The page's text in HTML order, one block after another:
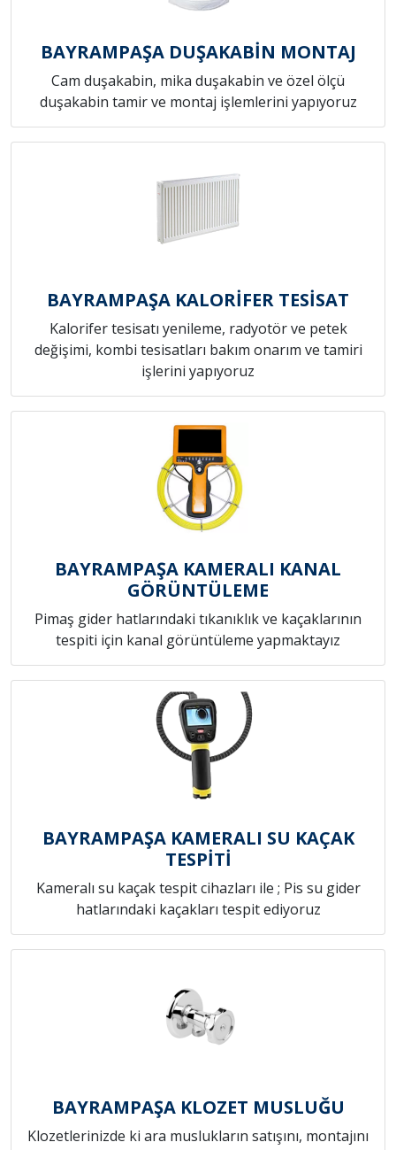
BAYRAMPAŞA DUŞAKABİN MONTAJ
Cam duşakabin, mika duşakabin ve özel ölçü
duşakabin tamir ve montaj işlemlerini yapıyoruz
BAYRAMPAŞA KALORİFER TESİSAT
Kalorifer tesisatı yenileme, radyotör ve petek
değişimi, kombi tesisatları bakım onarım ve tamiri
işlerini yapıyoruz
BAYRAMPAŞA KAMERALI KANAL
GÖRÜNTÜLEME
Pimaş gider hatlarındaki tıkanıklık ve kaçaklarının
tespiti için kanal görüntüleme yapmaktayız
BAYRAMPAŞA KAMERALI SU KAÇAK
TESPİTİ
Kameralı su kaçak tespit cihazları ile ; Pis su gider
hatlarındaki kaçakları tespit ediyoruz
BAYRAMPAŞA KLOZET MUSLUĞU
Klozetlerinizde ki ara muslukların satışını, montajını